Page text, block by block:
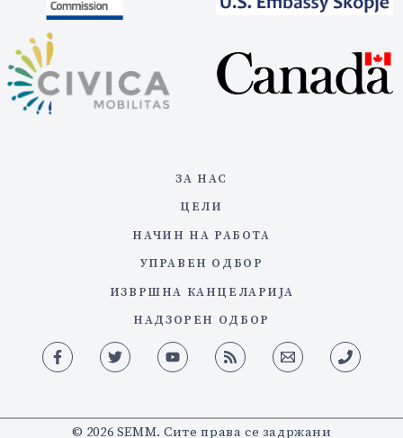
ЗА НАС
ЦЕЛИ
НАЧИН НА РАБОТА
УПРАВЕН ОДБОР
ИЗВРШНА КАНЦЕЛАРИЈА
НАДЗОРЕН ОДБОР
© 2026 SEMM. Сите права се задржани